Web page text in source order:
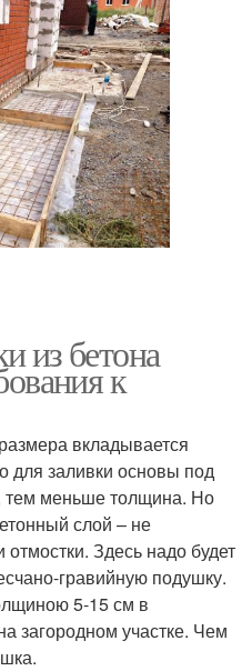
из бетона
к
вкладывается
для заливки основы под
тем меньше толщина. Но
слой – не
Здесь надо будет
гравийную подушку.
5-15 см в
загородном участке. Чем